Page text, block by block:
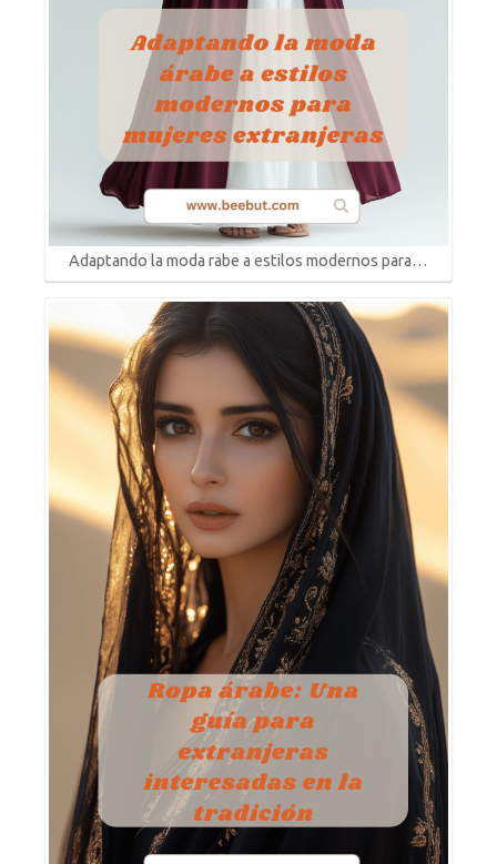
Adaptando la moda rabe a estilos modernos para…